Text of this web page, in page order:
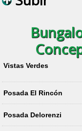
Vistas Verdes
Posada El Rincón
Posada Delorenzi